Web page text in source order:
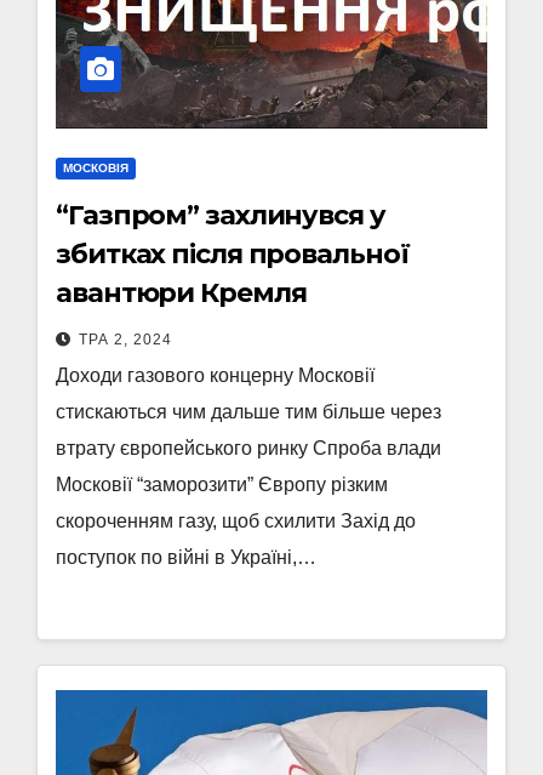
МОСКОВІЯ
“Газпром” захлинувся у
збитках після провальної
авантюри Кремля
ТРА 2, 2024
Доходи газового концерну Московії
стискаються чим дальше тим більше через
втрату європейського ринку Спроба влади
Московії “заморозити” Європу різким
скороченням газу, щоб схилити Захід до
поступок по війні в Україні,…